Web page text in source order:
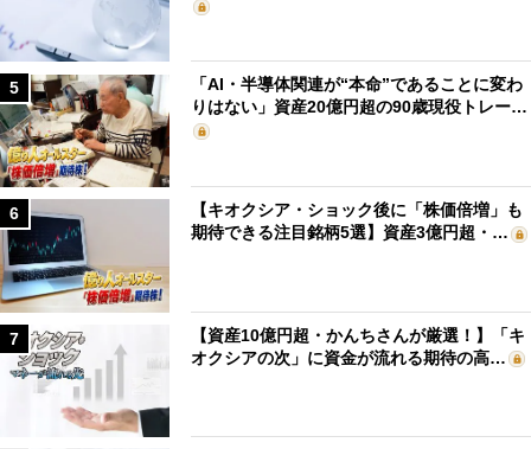
5
「AI・半導体関連が“本命”であることに変わ
りはない」資産20億円超の90歳現役トレー…
6
【キオクシア・ショック後に「株価倍増」も
期待できる注目銘柄5選】資産3億円超・…
7
【資産10億円超・かんちさんが厳選！】「キ
オクシアの次」に資金が流れる期待の高…